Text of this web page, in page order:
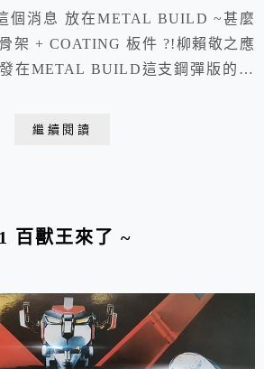
個消息 放在METAL BUILD ~甚麼
架 + COATING 板件 ?!柳賴敬之應
在METAL BUILD這支鋼彈版的無
繼續閱讀
百獸王來了 ~